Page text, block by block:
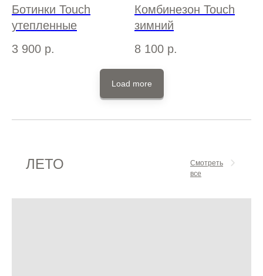
Ботинки Touch
утепленные
3 900 р.
Комбинезон Touch
зимний
8 100 р.
Load more
ЛЕТО
Смотреть
все